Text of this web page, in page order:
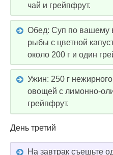
чай и грейпфрут.
Обед: Суп по вашему
рыбы с цветной
около 200 г и один
Ужин: 250 г
овощей с лимонно-
грейпфрут.
День третий
На завтрак съешьте